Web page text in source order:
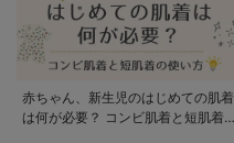
赤ちゃん、新生児のはじめての肌着
は何が必要？ コンビ肌着と短肌着